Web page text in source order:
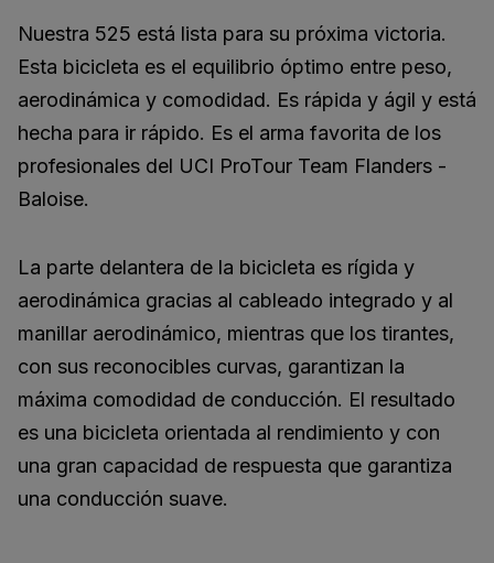
Nuestra 525 está lista para su próxima victoria.
Esta bicicleta es el equilibrio óptimo entre peso,
aerodinámica y comodidad. Es rápida y ágil y está
hecha para ir rápido. Es el arma favorita de los
profesionales del UCI ProTour Team Flanders -
Baloise.
La parte delantera de la bicicleta es rígida y
aerodinámica gracias al cableado integrado y al
manillar aerodinámico, mientras que los tirantes,
con sus reconocibles curvas, garantizan la
máxima comodidad de conducción. El resultado
es una bicicleta orientada al rendimiento y con
una gran capacidad de respuesta que garantiza
una conducción suave.